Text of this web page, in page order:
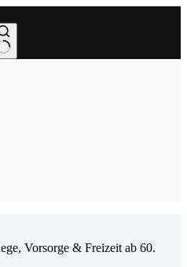
Vorsorge & Freizeit ab 60.